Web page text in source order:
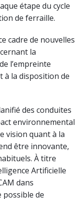
étape du cycle
de ferraille.
cadre de nouvelles
la
l’empreinte
à la disposition de
des conduites
environnemental
vision quant à la
être innovante,
À titre
Artificielle
dans
possible de